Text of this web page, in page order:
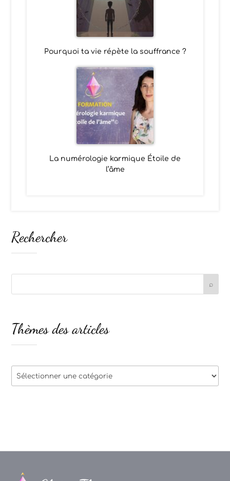
Pourquoi ta vie répète la souffrance ?
La numérologie karmique Étoile de
l’âme
Rechercher
Thèmes des articles
Thèmes
des